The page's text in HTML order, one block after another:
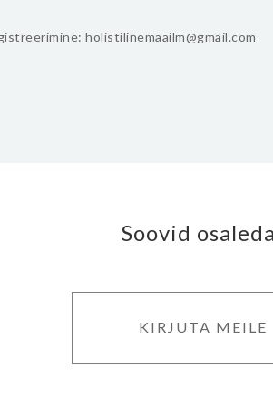
holistilinemaailm@gmail.com
Soovid
KIRJUTA MEILE